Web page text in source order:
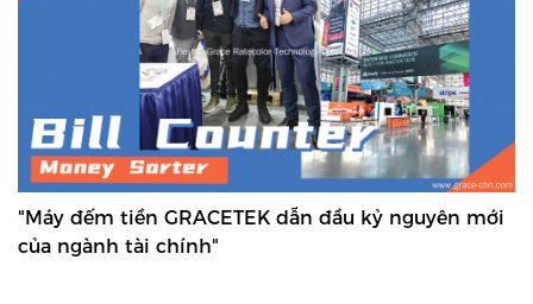
"Máy đếm tiền GRACETEK dẫn đầu kỷ nguyên mới
của ngành tài chính"